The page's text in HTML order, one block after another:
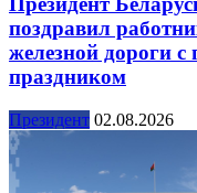
поздравил
железной дороги
праздником
Президент 02.08.2026